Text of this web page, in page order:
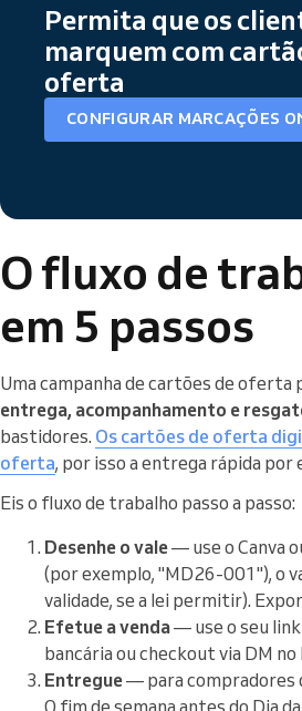
Permita que os
marquem com
oferta
CONFIGURAR MARCAÇÕES
O fluxo de
em 5 passos
Uma campanha de cartões de oferta
entrega, acompanhamento e
bastidores. Os cartões de oferta
oferta, por isso a entrega rápida por
Eis o fluxo de trabalho passo a passo:
Desenhe o vale— use o Canva
(por exemplo, "MD26-001"), o
validade, se a lei permitir).
Efetue a venda— use o seu
bancária ou checkout via DM
Entregue— para compradores
O fim de semana antes do Dia